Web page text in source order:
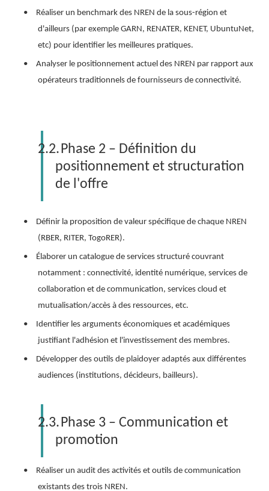
•
Réaliser un benchmark des NREN de la sous-région et
d'ailleurs (par exemple GARN, RENATER, KENET, UbuntuNet,
etc) pour identifier les meilleures pratiques.
•
Analyser le positionnement actuel des NREN par rapport aux
opérateurs traditionnels de fournisseurs de connectivité.
2.2.Phase 2 – Définition du
positionnement et structuration
de l'offre
•
Définir la proposition de valeur spécifique de chaque NREN
(RBER, RITER, TogoRER).
•
Élaborer un catalogue de services structuré couvrant
notamment : connectivité, identité numérique, services de
collaboration et de communication, services cloud et
mutualisation/accès à des ressources, etc.
•
Identifier les arguments économiques et académiques
justifiant l'adhésion et l'investissement des membres.
•
Développer des outils de plaidoyer adaptés aux différentes
audiences (institutions, décideurs, bailleurs).
2.3.Phase 3 – Communication et
promotion
•
Réaliser un audit des activités et outils de communication
existants des trois NREN.